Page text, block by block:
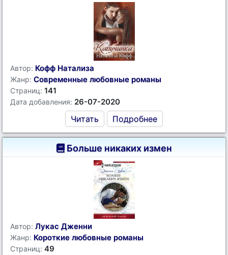
Автор: Кофф Натализа
Жанр: Современные любовные романы
Страниц: 141
Дата добавления: 26-07-2020
Читать Подробнее
Больше никаких измен
Автор: Лукас Дженни
Жанр: Короткие любовные романы
Страниц: 49